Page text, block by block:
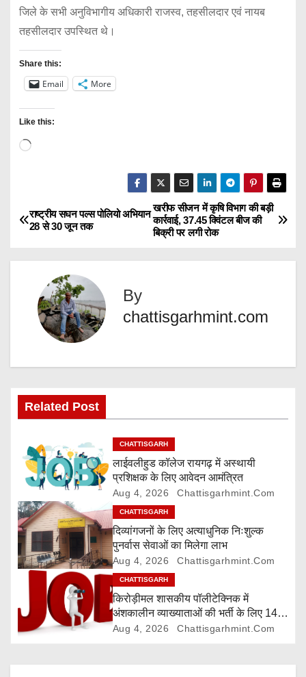
जिले के सभी अनुविभागीय अधिकारी राजस्व, तहसीलदार एवं नायब
तहसीलदार उपस्थित थे।
Share this:
Email More
Like this:
L
i
g
P
i
g
a
t
i
o
n
खरीफ सीजन में कृषि विभाग की बड़ी
कार्रवाई, 37.45 क्विंटल बीज की
बिक्री पर लगी रोक
राष्ट्रीय सघन पल्स पोलियो अभियान
28 से 30 जून तक
By
chattisgarhmint.com
Related Post
CHATTISGARH
लाईवलीहुड कॉलेज रायगढ़ में अस्थायी
प्रशिक्षक के लिए आवेदन आमंत्रित
Aug 4, 2026 Chattisgarhmint.com
CHATTISGARH
दिव्यांगजनों के लिए अत्याधुनिक निःशुल्क
पुनर्वास सेवाओं का मिलेगा लाभ
Aug 4, 2026 Chattisgarhmint.com
CHATTISGARH
किरोड़ीमल शासकीय पॉलीटेक्निक में
अंशकालीन व्याख्याताओं की भर्ती के लिए 14
अगस्त तक आवेदन आमंत्रित
Aug 4, 2026 Chattisgarhmint.com